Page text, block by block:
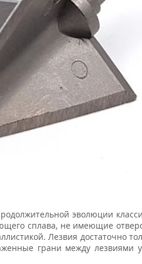
эволюции
сплава, не имеющие
Лезвия достаточно
грани между